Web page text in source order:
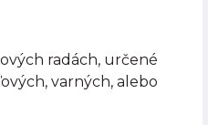
radách, určené
varných, alebo